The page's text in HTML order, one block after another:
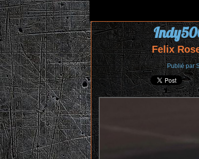
Felix
Publié par